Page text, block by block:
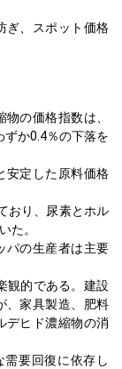
ぎ、スポット価格
の価格指数は、
か0.4％の下落を
安定した原料価格
おり、尿素とホル
た。
パの生産者は主要
観的である。建設
、家具製造、肥料
デヒド濃縮物の消
要回復に依存し